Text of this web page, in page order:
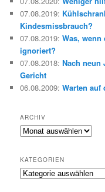
07.08.2019:
Kindesmissbrauch?
07.08.2019:Was,
ignoriert?
07.08.2018:Nach neun
Gericht
06.08.2009:Warten auf
ARCHIV
Archiv
KATEGORIEN
Kategorien